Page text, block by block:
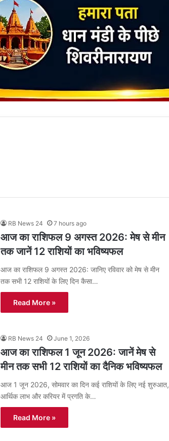
RB News 24 7 hours ago
आज का राशिफल 9 अगस्त 2026: मेष से मीन
तक जानें 12 राशियों का भविष्यफल
आज का राशिफल 9 अगस्त 2026: जानिए रविवार को मेष से मीन
तक सभी 12 राशियों के लिए दिन कैसा…
Read More »
RB News 24 June 1, 2026
आज का राशिफल 1 जून 2026: जानें मेष से
मीन तक सभी 12 राशियों का दैनिक भविष्यफल
आज 1 जून 2026, सोमवार का दिन कई राशियों के लिए नई शुरुआत,
आर्थिक लाभ और करियर में प्रगति के…
Read More »